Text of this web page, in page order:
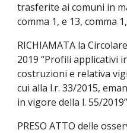
trasferite ai comuni in
comma 1, e 13, comma
RICHIAMATA la
2019 “Profili applicativi
costruzioni e relativa
cui alla l.r. 33/2015,
in vigore della l. 55/
PRESO ATTO delle